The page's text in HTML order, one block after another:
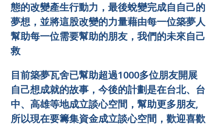
態的改變產生行動力，最後蛻變完成自自己的
夢想，並將這股改變的力量藉由每一位築夢人
幫助每一位需要幫助的朋友，我們的未來自己
救
目前築夢瓦舍已幫助超過1000多位朋友開展
自己想成就的故事，今後的計劃是在台北、台
中、高雄等地成立談心空間，幫助更多朋友,
所以現在要籌集資金成立談心空間，歡迎喜歡